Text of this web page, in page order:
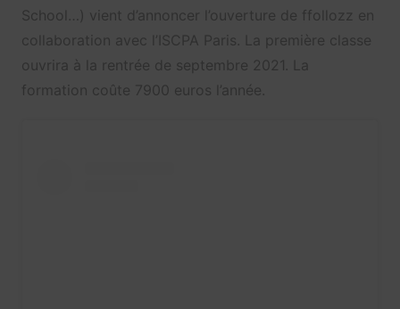
School…) vient d’annoncer l’ouverture de ffollozz en
collaboration avec l’ISCPA Paris. La première classe
ouvrira à la rentrée de septembre 2021. La
formation coûte 7900 euros l’année.